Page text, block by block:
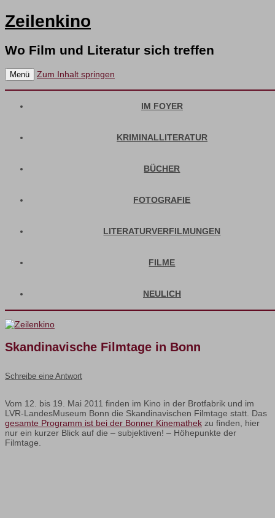
Zeilenkino
Wo Film und Literatur sich treffen
Menü Zum Inhalt springen
IM FOYER
KRIMINALLITERATUR
BÜCHER
FOTOGRAFIE
LITERATURVERFILMUNGEN
FILME
NEULICH
Skandinavische Filmtage in Bonn
Schreibe eine Antwort
Vom 12. bis 19. Mai 2011 finden im Kino in der Brotfabrik und im
LVR-LandesMuseum Bonn die Skandinavischen Filmtage statt. Das
gesamte Programm ist bei der Bonner Kinemathek zu finden, hier
nur ein kurzer Blick auf die – subjektiven! – Höhepunkte der
Filmtage.